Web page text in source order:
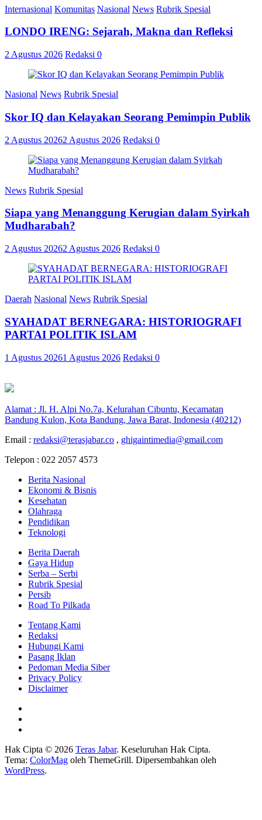
Internasional Komunitas Nasional News Rubrik Spesial
LONDO IRENG: Sejarah, Makna dan Refleksi
2 Agustus 2026 Redaksi 0
Nasional News Rubrik Spesial
Skor IQ dan Kelayakan Seorang Pemimpin Publik
2 Agustus 20262 Agustus 2026 Redaksi 0
News Rubrik Spesial
Siapa yang Menanggung Kerugian dalam Syirkah
Mudharabah?
2 Agustus 20262 Agustus 2026 Redaksi 0
Daerah Nasional News Rubrik Spesial
SYAHADAT BERNEGARA: HISTORIOGRAFI
PARTAI POLITIK ISLAM
1 Agustus 20261 Agustus 2026 Redaksi 0
Alamat : Jl. H. Alpi No.7a, Kelurahan Cibuntu, Kecamatan
Bandung Kulon, Kota Bandung, Jawa Barat, Indonesia (40212)
Email : redaksi@terasjabar.co , ghigaintimedia@gmail.com
Telepon : 022 2057 4573
Berita Nasional
Ekonomi & Bisnis
Kesehatan
Olahraga
Pendidikan
Teknologi
Berita Daerah
Gaya Hidup
Serba – Serbi
Rubrik Spesial
Persib
Road To Pilkada
Tentang Kami
Redaksi
Hubungi Kami
Pasang Iklan
Pedoman Media Siber
Privacy Policy
Disclaimer
Hak Cipta © 2026 Teras Jabar. Keseluruhan Hak Cipta.
Tema: ColorMag oleh ThemeGrill. Dipersembahkan oleh
WordPress.